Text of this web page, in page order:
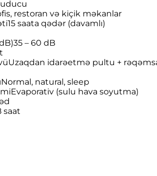
restoran və kiçik məkanlar
15 saata qədər (davamlı)
35 – 60 dB
Uzaqdan idarəetmə pultu +
Normal, natural, sleep
Evaporativ (sulu hava soyutma)
saat